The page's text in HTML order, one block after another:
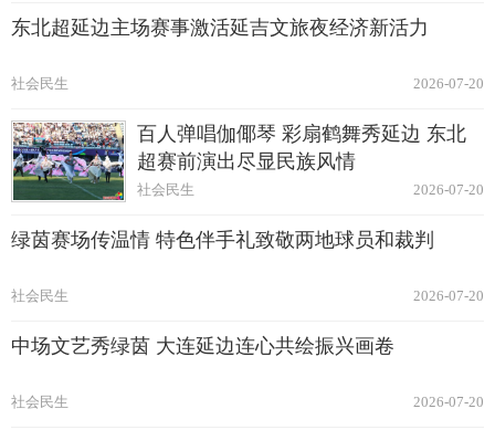
东北超延边主场赛事激活延吉文旅夜经济新活力
2026-07-20
社会民生
百人弹唱伽倻琴 彩扇鹤舞秀延边 东北
超赛前演出尽显民族风情
2026-07-20
社会民生
绿茵赛场传温情 特色伴手礼致敬两地球员和裁判
2026-07-20
社会民生
中场文艺秀绿茵 大连延边连心共绘振兴画卷
2026-07-20
社会民生